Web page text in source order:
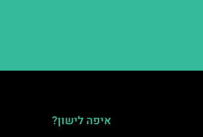
איפה לישון?